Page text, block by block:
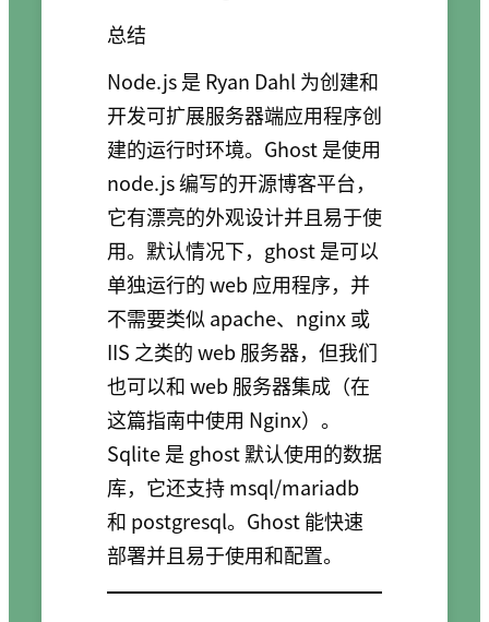
总结
Node.js 是 Ryan Dahl 为创建和
开发可扩展服务器端应用程序创
建的运行时环境。Ghost 是使用
node.js 编写的开源博客平台，
它有漂亮的外观设计并且易于使
用。默认情况下，ghost 是可以
单独运行的 web 应用程序，并
不需要类似 apache、nginx 或
IIS 之类的 web 服务器，但我们
也可以和 web 服务器集成（在
这篇指南中使用 Nginx）。
Sqlite 是 ghost 默认使用的数据
库，它还支持 msql/mariadb
和 postgresql。Ghost 能快速
部署并且易于使用和配置。